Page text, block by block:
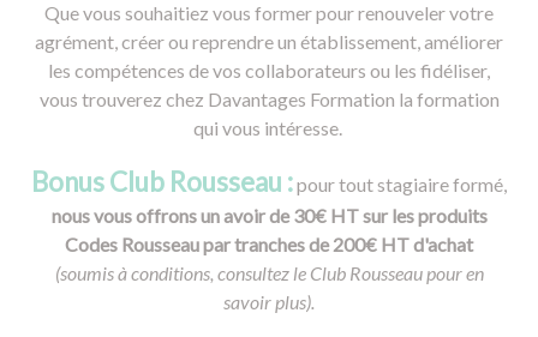
Que vous souhaitiez vous former pour renouveler votre
agrément, créer ou reprendre un établissement, améliorer
les compétences de vos collaborateurs ou les fidéliser,
vous trouverez chez Davantages Formation la formation
qui vous intéresse.
Bonus Club Rousseau :pour tout stagiaire formé,
nous vous offrons un avoir de 30€ HT sur les produits
Codes Rousseau par tranches de 200€ HT d'achat
(soumis à conditions, consultez le Club Rousseau pour en
savoir plus).